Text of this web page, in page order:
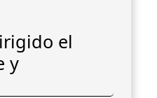
el
y